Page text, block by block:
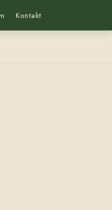
Kontakt